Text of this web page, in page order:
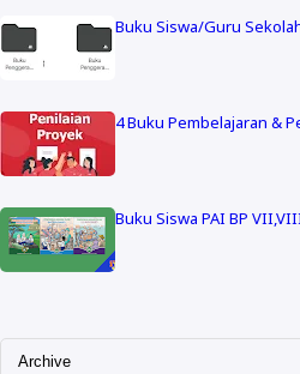
Buku Siswa/Guru
4 Buku Pembelajaran &
Buku Siswa PAI BP